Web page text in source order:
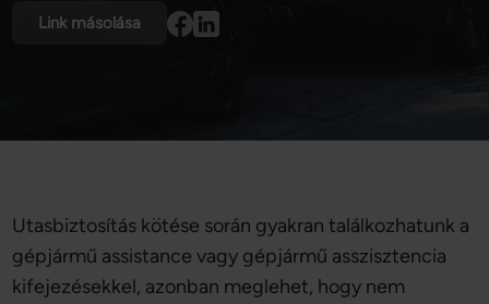
Link másolása
Utasbiztosítás kötése során gyakran találkozhatunk a
gépjármű assistance vagy gépjármű asszisztencia
kifejezésekkel, azonban meglehet, hogy nem